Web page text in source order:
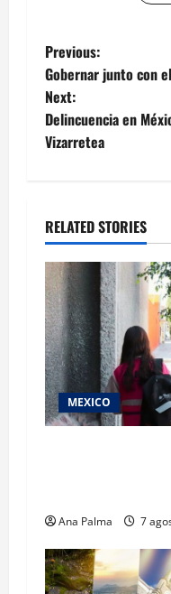
Post
navigation
Previous:
Gobernar junto con
Next:
Delincuencia en
Vizarretea
RELATED STORIES
MEXICO
Ana Palma 7